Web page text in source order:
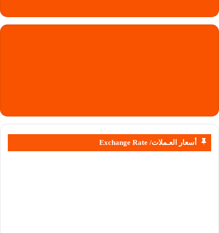
أسعار العـملات/ Exchange Rate